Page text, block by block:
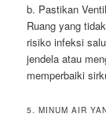
b. Pastikan
Ruang yang
risiko infeksi
jendela atau
memperbaiki
5. MINUM AIR